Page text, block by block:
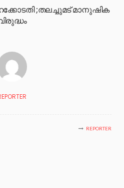
;തലച്ചുമട് മാനുഷിക
REPORTER